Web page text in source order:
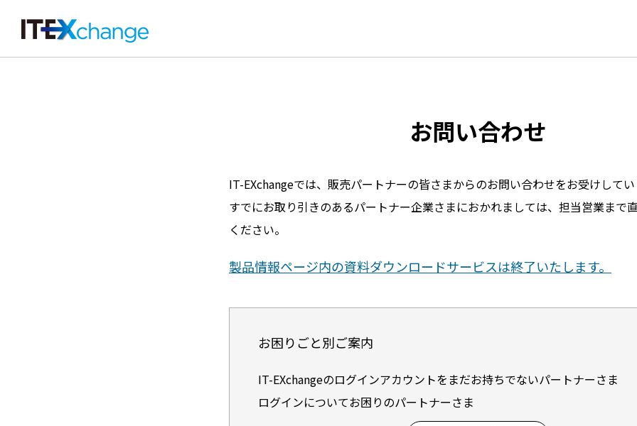
お問い合わせ
IT-EXchangeでは、販売パートナーの皆さまからのお問い合わせをお受けして
すでにお取り引きのあるパートナー企業さまにおかれましては、担当営業まで
ください。
製品情報ページ内の資料ダウンロードサービスは終了いたします。
お困りごと別ご案内
IT-EXchangeのログインアカウントをまだお持ちでないパートナーさま
ログインについてお困りのパートナーさま